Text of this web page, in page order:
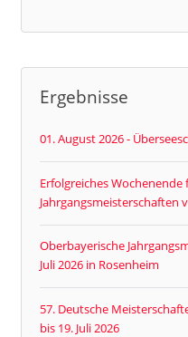
Ergebnisse
01. August 2026 -
Erfolgreiches Wochenende
Jahrgangsmeisterschaften
Oberbayerische
Juli 2026 in Rosenheim
57. Deutsche
bis 19. Juli 2026